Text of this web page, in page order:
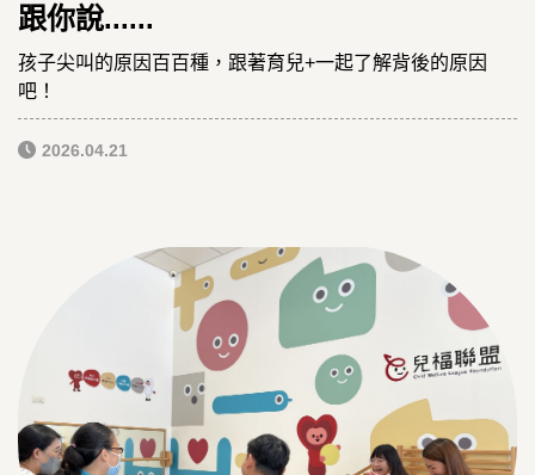
跟你說......
孩子尖叫的原因百百種，跟著育兒+一起了解背後的原因
吧！
2026.04.21